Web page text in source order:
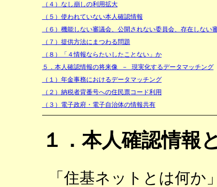
（４）なし崩しの利用拡大
（５）使われていない本人確認情報
（６）機能しない審議会、公開されない委員会、存在しない
（７）提供方法にまつわる問題
（８）「４情報ならたいしたことない」か
５．本人確認情報の将来像 － 現実化するデータマッチング
（１）年金事務におけるデータマッチング
（２）納税者背番号への住民票コード利用
（３）電子政府・電子自治体の情報共有
１．本人確認情報
「住基ネットとは何